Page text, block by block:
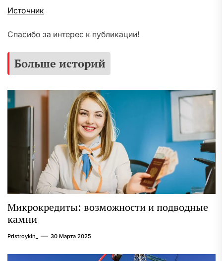
Источник
Спасибо за интерес к публикации!
Больше историй
Микрокредиты: возможности и подводные
камни
Pristroykin_ 30 Марта 2025